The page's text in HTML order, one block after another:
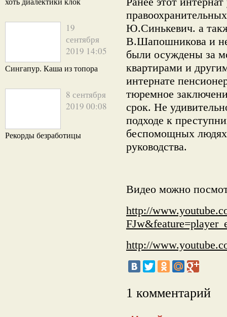
хоть диалектики клок
19
сентября
2019 14:05
Сингапур. Каша из топора
8 сентября
2019 00:08
Рекорды безработицы
Ю.Синькевич. а
В.Шапошникова и
были осуждены за
квартирами и
интернате
тюремное
срок. Не
подходе к
беспомощных людях
руководства.
Видео можно
http://
http://
1 комментарий